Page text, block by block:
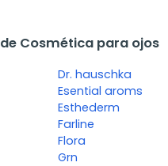
Cosmética para ojos
Dr. hauschka
Esential aroms
Esthederm
Farline
Flora
Grn